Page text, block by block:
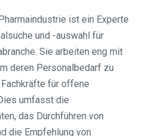
ist ein Experte
und -auswahl für
Sie arbeiten eng mit
deren Personalbedarf zu
für offene
umfasst die
das Durchführen von
die Empfehlung von